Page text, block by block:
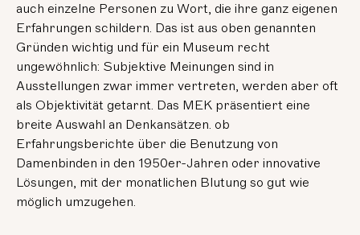
auch einzelne Personen zu Wort, die ihre ganz eigenen
Erfahrungen schildern. Das ist aus oben genannten
Gründen wichtig und für ein Museum recht
ungewöhnlich: Subjektive Meinungen sind in
Ausstellungen zwar immer vertreten, werden aber oft
als Objektivität getarnt. Das MEK präsentiert eine
breite Auswahl an Denkansätzen. ob
Erfahrungsberichte über die Benutzung von
Damenbinden in den 1950er-Jahren oder innovative
Lösungen, mit der monatlichen Blutung so gut wie
möglich umzugehen.